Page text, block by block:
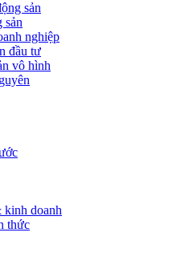
sản
sản
nghiệp
đầu tư
vô hình
kinh doanh
thức